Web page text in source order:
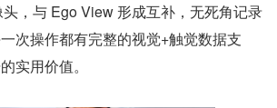
，与 Ego View 形成互补，无死角记录
次操作都有完整的视觉+触觉数据支
实用价值。